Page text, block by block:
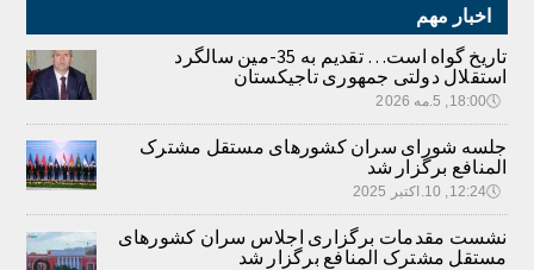
اخبار مهم
تاریخ گواه است… تقدیم به 35-مین سالگرد
استقلال دولتی جمهوری تاجیکستان
🕔18:00, 5.مه 2026
جلسه شورای سران کشورهای مستقل مشترک
المنافع برگزار شد
🕔12:24, 10.اکتبر 2025
نشست مقدمات برگزاری اجلاس سران کشورهای
مستقل مشترک المنافع برگزار شد